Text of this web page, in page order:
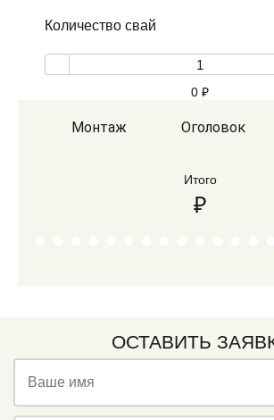
Количество свай
0 ₽
Монтаж Оголовок
Итого
₽
ОСТАВИТЬ
Ваше имя